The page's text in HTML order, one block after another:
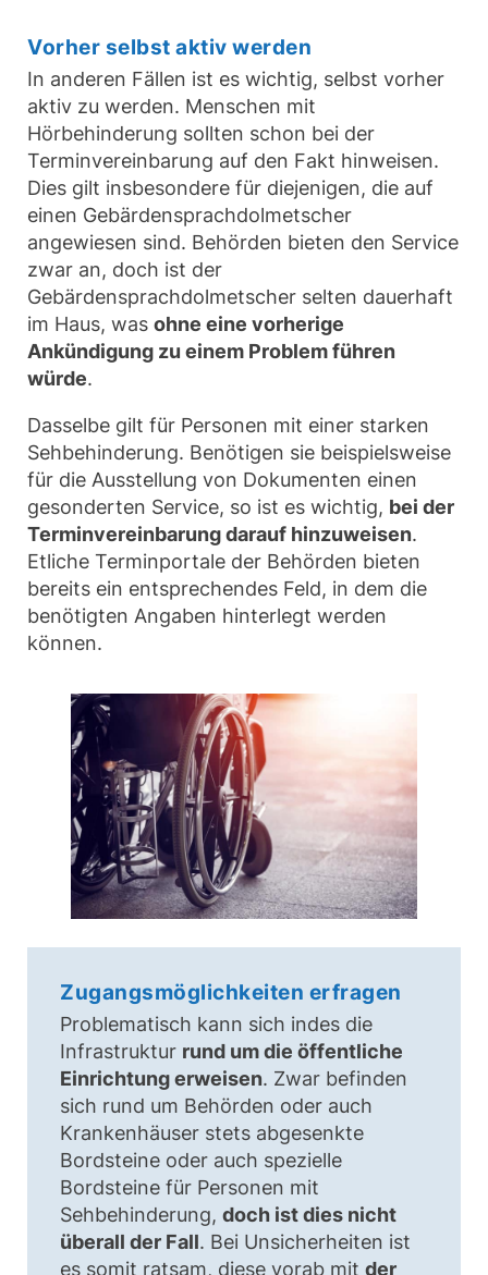
Vorher selbst aktiv werden
In anderen Fällen ist es wichtig, selbst vorher
aktiv zu werden. Menschen mit
Hörbehinderung sollten schon bei der
Terminvereinbarung auf den Fakt hinweisen.
Dies gilt insbesondere für diejenigen, die auf
einen Gebärdensprachdolmetscher
angewiesen sind. Behörden bieten den Service
zwar an, doch ist der
Gebärdensprachdolmetscher selten dauerhaft
im Haus, was ohne eine vorherige
Ankündigung zu einem Problem führen
würde.
Dasselbe gilt für Personen mit einer starken
Sehbehinderung. Benötigen sie beispielsweise
für die Ausstellung von Dokumenten einen
gesonderten Service, so ist es wichtig, bei der
Terminvereinbarung darauf hinzuweisen.
Etliche Terminportale der Behörden bieten
bereits ein entsprechendes Feld, in dem die
benötigten Angaben hinterlegt werden
können.
Zugangsmöglichkeiten erfragen
Problematisch kann sich indes die
Infrastruktur rund um die öffentliche
Einrichtung erweisen. Zwar befinden
sich rund um Behörden oder auch
Krankenhäuser stets abgesenkte
Bordsteine oder auch spezielle
Bordsteine für Personen mit
Sehbehinderung, doch ist dies nicht
überall der Fall. Bei Unsicherheiten ist
es somit ratsam, diese vorab mit der